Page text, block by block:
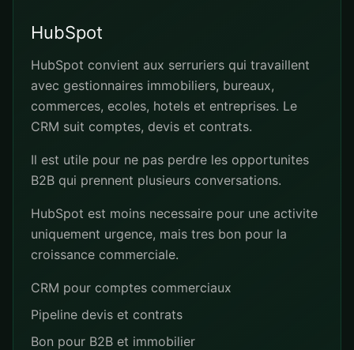
HubSpot
HubSpot convient aux serruriers qui travaillent
avec gestionnaires immobiliers, bureaux,
commerces, ecoles, hotels et entreprises. Le
CRM suit comptes, devis et contrats.
Il est utile pour ne pas perdre les opportunites
B2B qui prennent plusieurs conversations.
HubSpot est moins necessaire pour une activite
uniquement urgence, mais tres bon pour la
croissance commerciale.
CRM pour comptes commerciaux
Pipeline devis et contrats
Bon pour B2B et immobilier